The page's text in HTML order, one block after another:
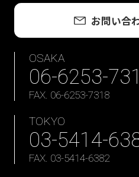
お問い合
OSAKA
06-6253-
FAX. 06-6253-7318
TOKYO
03-5414-
FAX. 03-5414-6382